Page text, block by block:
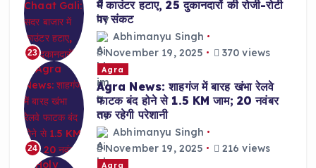
23
में काउंटर हटाए, 25 दुकानदारों की रोजी-रोटी
पर संकट
Abhimanyu Singh
November 19, 2025
370 views
24
Agra
Agra News: शाहगंज में बारह खंभा रेलवे
फाटक बंद होने से 1.5 KM जाम; 20 नवंबर
तक रहेगी परेशानी
Abhimanyu Singh
November 19, 2025
216 views
Agra